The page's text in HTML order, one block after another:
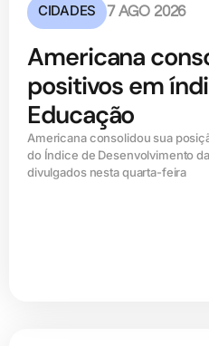
CIDADES 7 AGO 2026
Americana
positivos em
Educação
Americana consolidou sua
do Índice de Desenvolvimento
divulgados nesta quarta-feira